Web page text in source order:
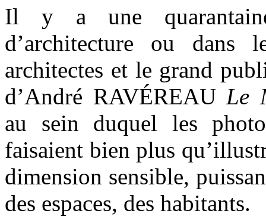
Il y a une
d’architecture ou dans
architectes et le grand
d’André RAVÉREAULe
au sein duquel les
faisaient bien plus
dimension sensible,
des espaces, des habitants.